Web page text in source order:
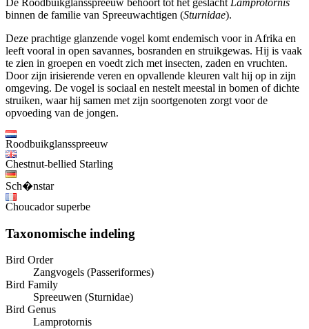
De Roodbuikglansspreeuw behoort tot het geslacht Lamprotornis
binnen de familie van Spreeuwachtigen (Sturnidae).
Deze prachtige glanzende vogel komt endemisch voor in Afrika en
leeft vooral in open savannes, bosranden en struikgewas. Hij is vaak
te zien in groepen en voedt zich met insecten, zaden en vruchten.
Door zijn irisierende veren en opvallende kleuren valt hij op in zijn
omgeving. De vogel is sociaal en nestelt meestal in bomen of dichte
struiken, waar hij samen met zijn soortgenoten zorgt voor de
opvoeding van de jongen.
Roodbuikglansspreeuw
Chestnut-bellied Starling
Sch�nstar
Choucador superbe
Taxonomische indeling
Bird Order
Zangvogels (Passeriformes)
Bird Family
Spreeuwen (Sturnidae)
Bird Genus
Lamprotornis